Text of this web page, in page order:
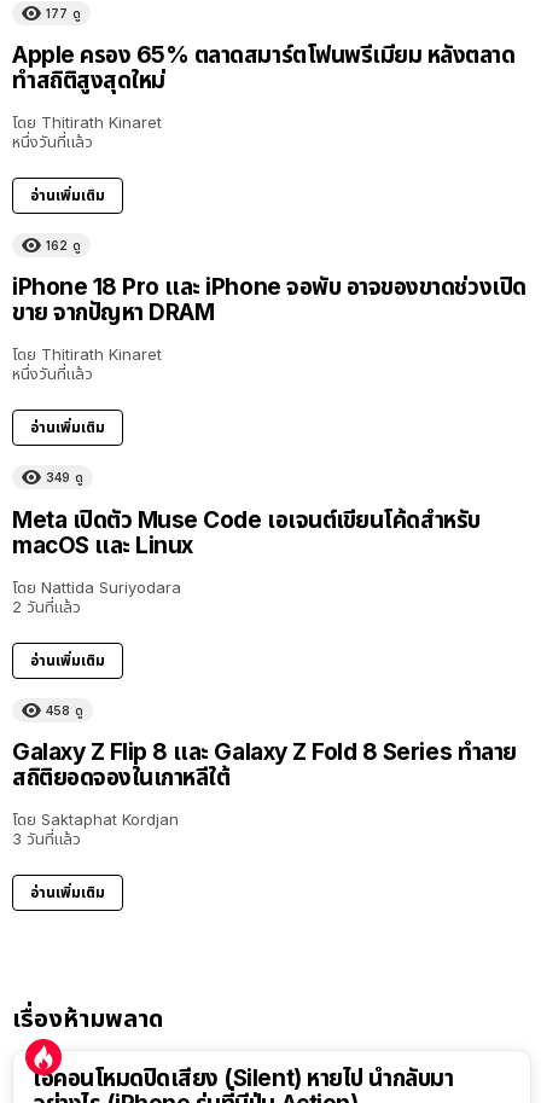
177 ดู
Apple ครอง 65% ตลาดสมาร์ตโฟนพรีเมียม หลังตลาด
ทำสถิติสูงสุดใหม่
โดย Thitirath Kinaret
หนึ่งวันที่แล้ว
อ่านเพิ่มเติม
162 ดู
iPhone 18 Pro และ iPhone จอพับ อาจของขาดช่วงเปิด
ขาย จากปัญหา DRAM
โดย Thitirath Kinaret
หนึ่งวันที่แล้ว
อ่านเพิ่มเติม
349 ดู
Meta เปิดตัว Muse Code เอเจนต์เขียนโค้ดสำหรับ
macOS และ Linux
โดย Nattida Suriyodara
2 วันที่แล้ว
อ่านเพิ่มเติม
458 ดู
Galaxy Z Flip 8 และ Galaxy Z Fold 8 Series ทำลาย
สถิติยอดจองในเกาหลีใต้
โดย Saktaphat Kordjan
3 วันที่แล้ว
อ่านเพิ่มเติม
เรื่องห้ามพลาด
ไอคอนโหมดปิดเสียง (Silent) หายไป นำกลับมา